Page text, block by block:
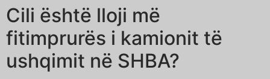
Cili është lloji më
fitimprurës i kamionit të
ushqimit në SHBA?